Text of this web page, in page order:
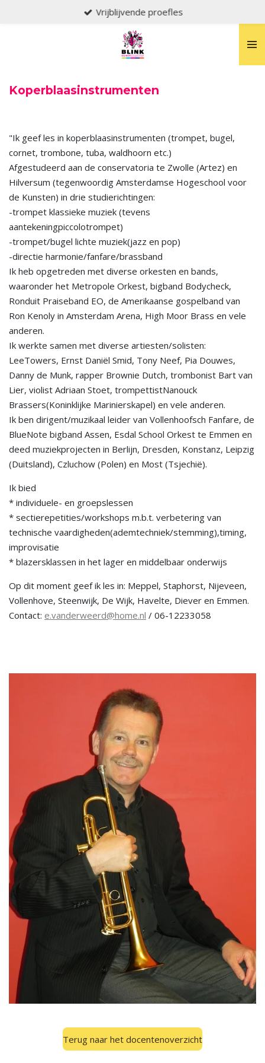
Vrijblijvende proefles
Koperblaasinstrumenten
"Ik geef les in koperblaasinstrumenten (trompet, bugel,
cornet, trombone, tuba, waldhoorn etc.)
Afgestudeerd aan de conservatoria te Zwolle (Artez) en
Hilversum (tegenwoordig Amsterdamse Hogeschool voor
de Kunsten) in drie studierichtingen:
-trompet klassieke muziek (tevens
aantekeningpiccolotrompet)
-trompet/bugel lichte muziek(jazz en pop)
-directie harmonie/fanfare/brassband
Ik heb opgetreden met diverse orkesten en bands,
waaronder het Metropole Orkest, bigband Bodycheck,
Ronduit Praiseband EO, de Amerikaanse gospelband van
Ron Kenoly in Amsterdam Arena, High Moor Brass en vele
anderen.
Ik werkte samen met diverse artiesten/solisten:
LeeTowers, Ernst Daniël Smid, Tony Neef, Pia Douwes,
Danny de Munk, rapper Brownie Dutch, trombonist Bart van
Lier, violist Adriaan Stoet, trompettistNanouck
Brassers(Koninklijke Marinierskapel) en vele anderen.
Ik ben dirigent/muzikaal leider van Vollenhoofsch Fanfare, de
BlueNote bigband Assen, Esdal School Orkest te Emmen en
deed muziekprojecten in Berlijn, Dresden, Konstanz, Leipzig
(Duitsland), Czluchow (Polen) en Most (Tsjechië).
Ik bied
* individuele- en groepslessen
* sectierepetities/workshops m.b.t. verbetering van
technische vaardigheden(ademtechniek/stemming),timing,
improvisatie
* blazersklassen in het lager en middelbaar onderwijs
Op dit moment geef ik les in: Meppel, Staphorst, Nijeveen,
Vollenhove, Steenwijk, De Wijk, Havelte, Diever en Emmen.
Contact: e.vanderweerd@home.nl / 06-12233058
Terug naar het docentenoverzicht